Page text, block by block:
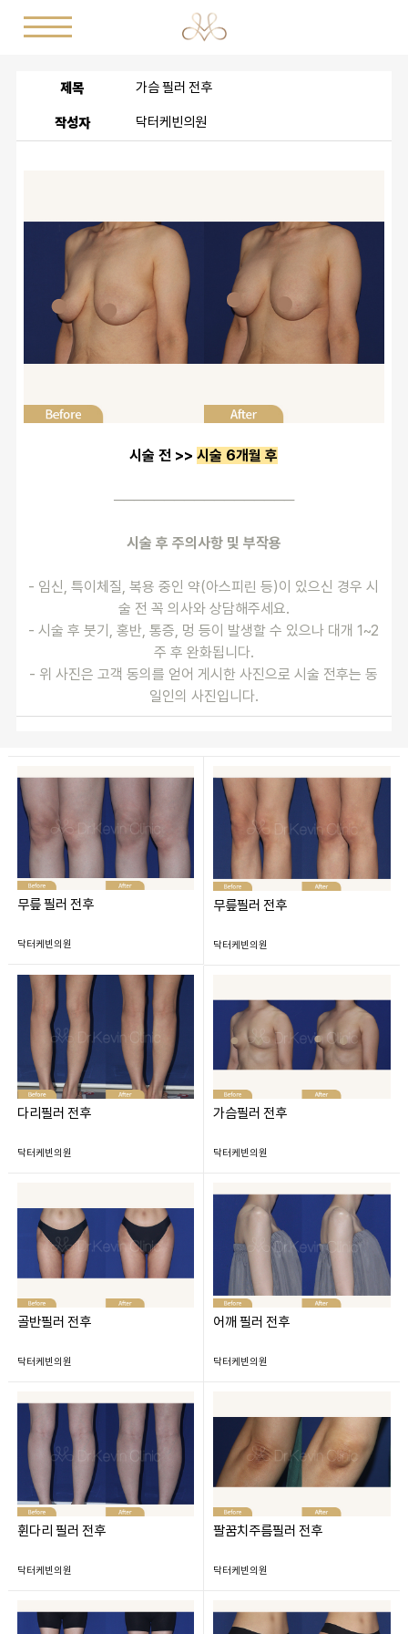
제목 가슴 필러 전후
작성자 닥터케빈의원
시술 전 >> 시술 6개월 후
──────────────────
시술 후 주의사항 및 부작용
- 임신, 특이체질, 복용 중인 약(아스피린 등)이 있으신 경우 시
술 전 꼭 의사와 상담해주세요.
- 시술 후 붓기, 홍반, 통증, 멍 등이 발생할 수 있으나 대개 1~2
주 후 완화됩니다.
- 위 사진은 고객 동의를 얻어 게시한 사진으로 시술 전후는 동
일인의 사진입니다.
무릎 필러 전후
닥터케빈의원
무릎필러 전후
닥터케빈의원
다리필러 전후
닥터케빈의원
가슴필러 전후
닥터케빈의원
골반필러 전후
닥터케빈의원
어깨 필러 전후
닥터케빈의원
휜다리 필러 전후
닥터케빈의원
팔꿈치주름필러 전후
닥터케빈의원